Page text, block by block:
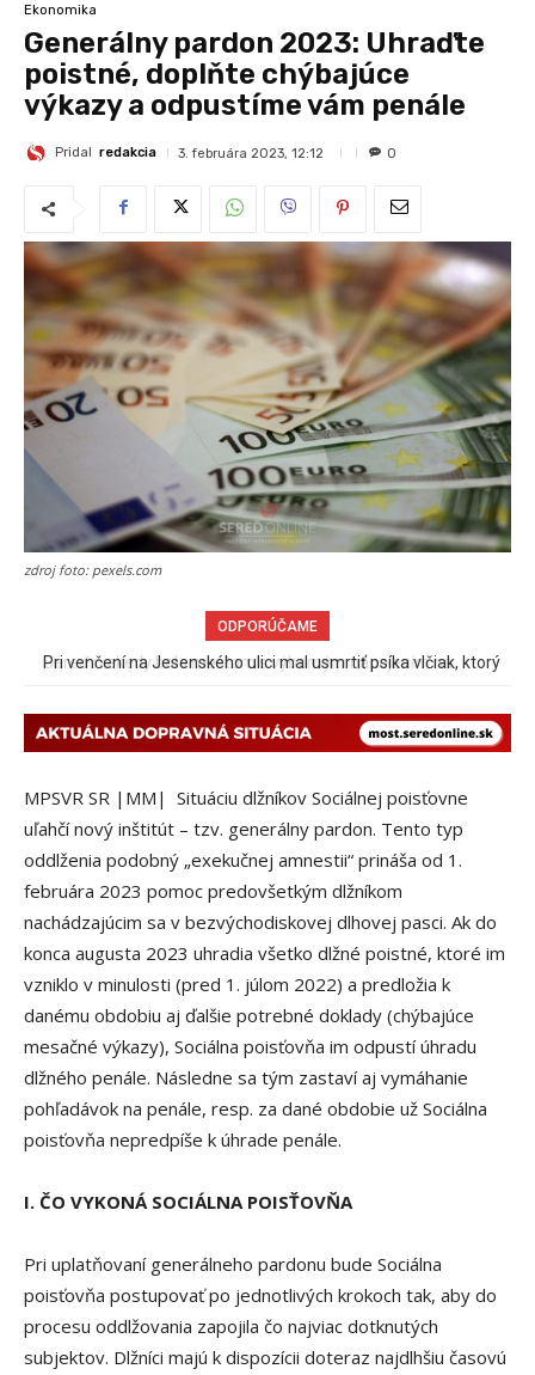
Ekonomika
Generálny pardon 2023: Uhraďte
poistné, doplňte chýbajúce
výkazy a odpustíme vám penále
Pridal redakcia 3. februára 2023, 12:12 0
zdroj foto: pexels.com
ODPORÚČAME
Pri venčení na Jesenského ulici mal usmrtiť psíka vlčiak, ktorý
MPSVR SR |MM| Situáciu dlžníkov Sociálnej poisťovne
uľahčí nový inštitút – tzv. generálny pardon. Tento typ
oddlženia podobný „exekučnej amnestii“ prináša od 1.
februára 2023 pomoc predovšetkým dlžníkom
nachádzajúcim sa v bezvýchodiskovej dlhovej pasci. Ak do
konca augusta 2023 uhradia všetko dlžné poistné, ktoré im
vzniklo v minulosti (pred 1. júlom 2022) a predložia k
danému obdobiu aj ďalšie potrebné doklady (chýbajúce
mesačné výkazy), Sociálna poisťovňa im odpustí úhradu
dlžného penále. Následne sa tým zastaví aj vymáhanie
pohľadávok na penále, resp. za dané obdobie už Sociálna
poisťovňa nepredpíše k úhrade penále.
I. ČO VYKONÁ SOCIÁLNA POISŤOVŇA
Pri uplatňovaní generálneho pardonu bude Sociálna
poisťovňa postupovať po jednotlivých krokoch tak, aby do
procesu oddlžovania zapojila čo najviac dotknutých
subjektov. Dlžníci majú k dispozícii doteraz najdlhšiu časovú